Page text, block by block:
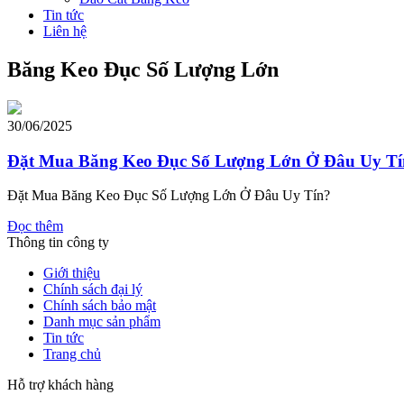
Tin tức
Liên hệ
Băng Keo Đục Số Lượng Lớn
30/06/2025
Đặt Mua Băng Keo Đục Số Lượng Lớn Ở Đâu Uy
Đặt Mua Băng Keo Đục Số Lượng Lớn Ở Đâu Uy Tín?
Đọc thêm
Thông tin công ty
Giới thiệu
Chính sách đại lý
Chính sách bảo mật
Danh mục sản phẩm
Tin tức
Trang chủ
Hỗ trợ khách hàng